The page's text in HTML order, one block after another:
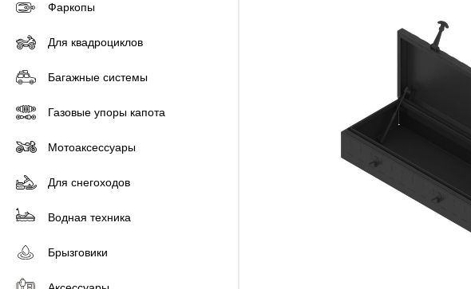
Фаркопы
Для квадроциклов
Багажные системы
Газовые упоры капота
Мотоаксессуары
Для снегоходов
Водная техника
Брызговики